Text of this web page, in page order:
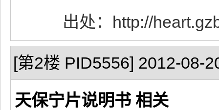
出处：http://
[第2楼 PID5556] 2012-08-
天保宁片说明书 相关